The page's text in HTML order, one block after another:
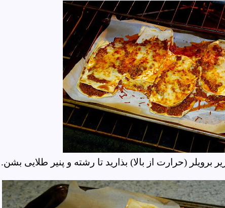
برویلر (حرارت از بالا) بذارید تا رشته و پنیر طلایی